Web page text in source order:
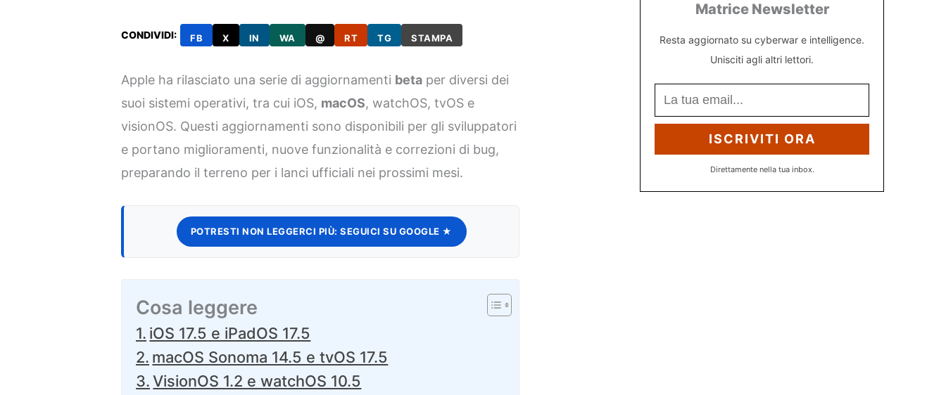
CONDIVIDI: FB X IN WA @ RT TG STAMPA
Apple ha rilasciato una serie di aggiornamenti beta per diversi dei
suoi sistemi operativi, tra cui iOS, macOS, watchOS, tvOS e
visionOS. Questi aggiornamenti sono disponibili per gli sviluppatori
e portano miglioramenti, nuove funzionalità e correzioni di bug,
preparando il terreno per i lanci ufficiali nei prossimi mesi.
POTRESTI NON LEGGERCI PIÙ: SEGUICI SU GOOGLE ★
Cosa leggere
iOS 17.5 e iPadOS 17.5
macOS Sonoma 14.5 e tvOS 17.5
VisionOS 1.2 e watchOS 10.5
Matrice Newsletter
Resta aggiornato su cyberwar e intelligence.
Unisciti agli altri lettori.
ISCRIVITI ORA
Direttamente nella tua inbox.